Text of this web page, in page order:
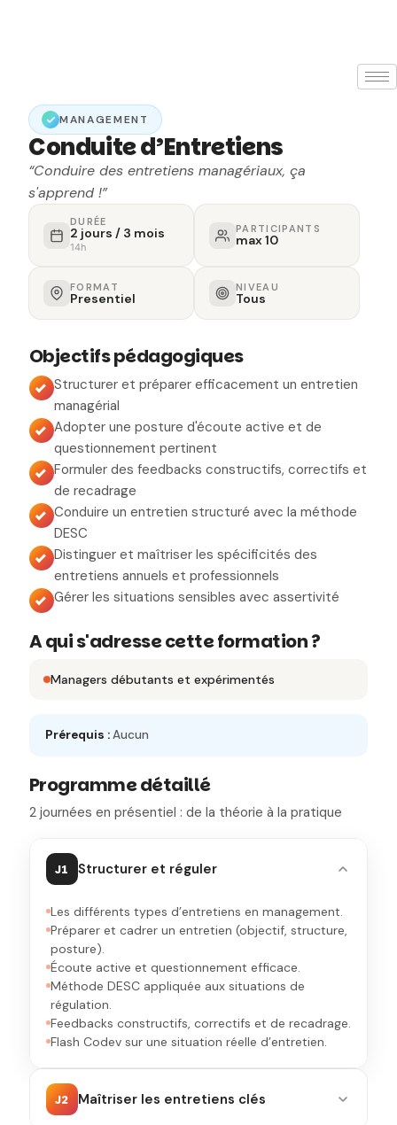
MANAGEMENT
Conduite d’Entretiens
“Conduire des entretiens managériaux, ça
s'apprend !”
DURÉE
2 jours / 3 mois
14h
PARTICIPANTS
max 10
FORMAT
Presentiel
NIVEAU
Tous
Objectifs pédagogiques
Structurer et préparer efficacement un entretien
managérial
Adopter une posture d'écoute active et de
questionnement pertinent
Formuler des feedbacks constructifs, correctifs et
de recadrage
Conduire un entretien structuré avec la méthode
DESC
Distinguer et maîtriser les spécificités des
entretiens annuels et professionnels
Gérer les situations sensibles avec assertivité
A qui s'adresse cette formation ?
Managers débutants et expérimentés
Prérequis :Aucun
Programme détaillé
2 journées en présentiel : de la théorie à la pratique
J1 Structurer et réguler
Les différents types d’entretiens en management.
Préparer et cadrer un entretien (objectif, structure,
posture).
Écoute active et questionnement efficace.
Méthode DESC appliquée aux situations de
régulation.
Feedbacks constructifs, correctifs et de recadrage.
Flash Codev sur une situation réelle d’entretien.
J2 Maîtriser les entretiens clés